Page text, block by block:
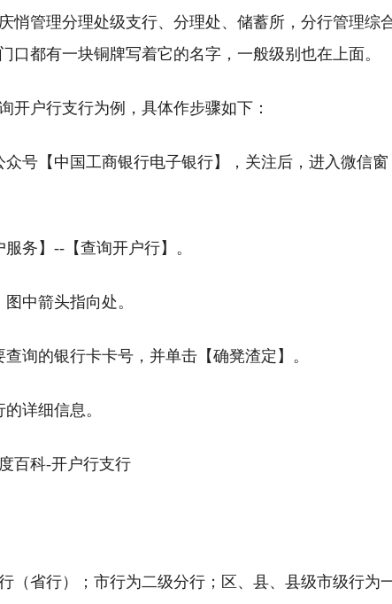
悄管理分理处级支行、分理处、储蓄所，分行管理综
口都有一块铜牌写着它的名字，一般级别也在上面。
开户行支行为例，具体作步骤如下：
众号【中国工商银行电子银行】，关注后，进入微信窗
务】--【查询开户行】。
中箭头指向处。
询的银行卡卡号，并单击【确凳渣定】。
详细信息。
百科-开户行支行
（省行）；市行为二级分行；区、县、县级市级行为